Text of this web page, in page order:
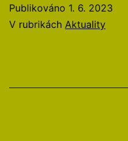
červen
2023
Publikováno 1. 6. 2023
V rubrikách Aktuality